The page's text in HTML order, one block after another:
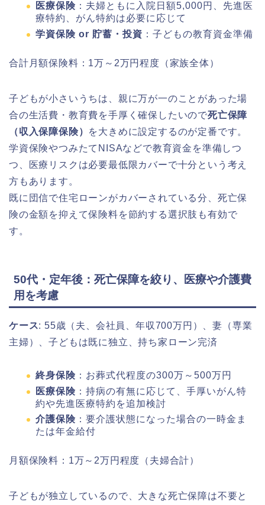
医療保険 ：夫婦ともに入院日額5,000円、先進医
療特約、がん特約は必要に応じて
学資保険 or 貯蓄・投資 ：子どもの教育資金準備
合計月額保険料：1万～2万円程度（家族全体）
子どもが小さいうちは、親に万が一のことがあった場
合の生活費・教育費を手厚く確保したいので死亡保障
（収入保障保険） を大きめに設定するのが定番です。
学資保険やつみたてNISAなどで教育資金を準備しつ
つ、医療リスクは必要最低限カバーで十分という考え
方もあります。
既に団信で住宅ローンがカバーされている分、死亡保
険の金額を抑えて保険料を節約する選択肢も有効で
す。
50代・定年後：死亡保障を絞り、医療や介護費
用を考慮
ケース: 55歳（夫、会社員、年収700万円）、妻（専業
主婦）、子どもは既に独立、持ち家ローン完済
終身保険 ：お葬式代程度の300万～500万円
医療保険 ：持病の有無に応じて、手厚いがん特
約や先進医療特約を追加検討
介護保険 ：要介護状態になった場合の一時金ま
たは年金給付
月額保険料：1万～2万円程度（夫婦合計）
子どもが独立しているので、大きな死亡保障は不要と